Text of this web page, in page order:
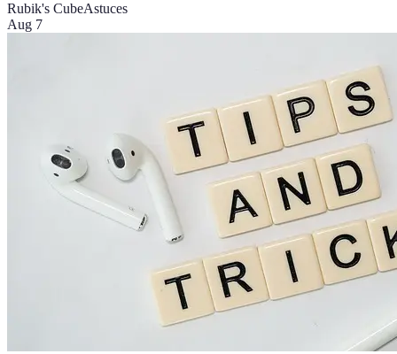
Rubik's CubeAstuces
Aug 7